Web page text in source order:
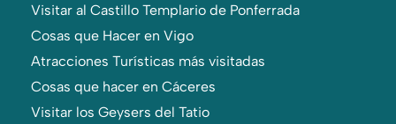
Visitar al Castillo Templario de Ponferrada
Cosas que Hacer en Vigo
Atracciones Turísticas más visitadas
Cosas que hacer en Cáceres
Visitar los Geysers del Tatio